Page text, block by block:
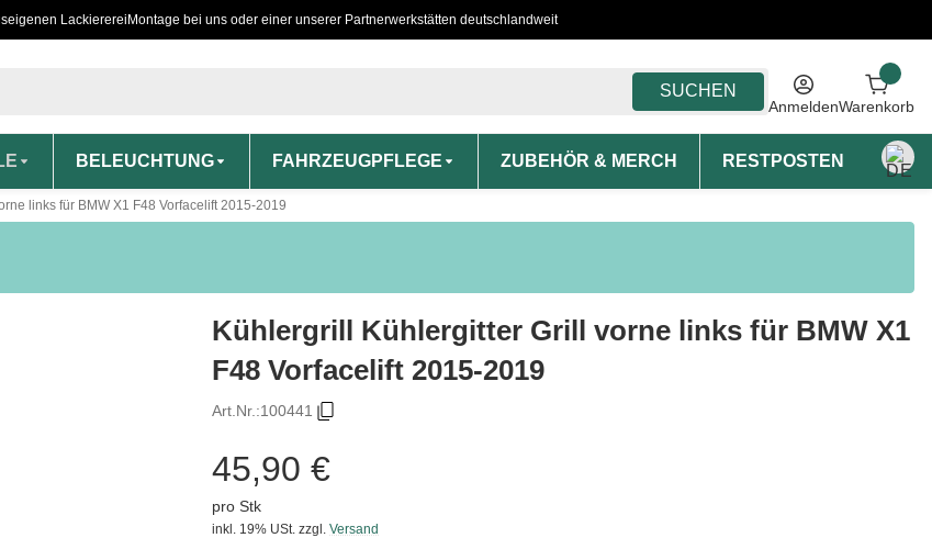
Lackiererei Montage bei uns oder einer unserer Partnerwerkstätten deutschlandweit
SUCHEN
AnmeldenWarenkorb
BELEUCHTUNG FAHRZEUGPFLEGE ZUBEHÖR & MERCH RESTPOSTEN
links für BMW X1 F48 Vorfacelift 2015-2019
Kühlergrill Kühlergitter Grill vorne links für BMW X1
F48 Vorfacelift 2015-2019
Art.Nr.:100441
45,90 €
pro Stk
inkl. 19% USt. zzgl. Versand